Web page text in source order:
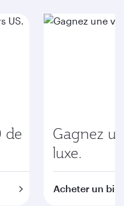
de
Gagnez
luxe.
Acheter un